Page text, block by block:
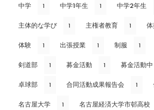
中学 1 中学1年生 1 中学2年生
主体的な学び 1 主権者教育 1
体験 1 出張授業 1 制服 1
剣道部 1 募金活動 1 募金活動中
卓球部 1 合同活動成果報告会 1
名古屋大学 1 名古屋経済大学市邨高校